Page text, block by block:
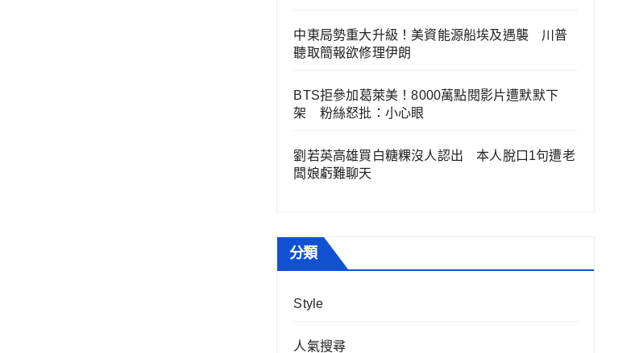
中東局勢重大升級！美資能源船埃及遇襲 川普
聽取簡報欲修理伊朗
BTS拒參加葛萊美！8000萬點閱影片遭默默下
架 粉絲怒批：小心眼
劉若英高雄買白糖粿沒人認出 本人脫口1句遭老
闆娘虧難聊天
分類
Style
人氣搜尋